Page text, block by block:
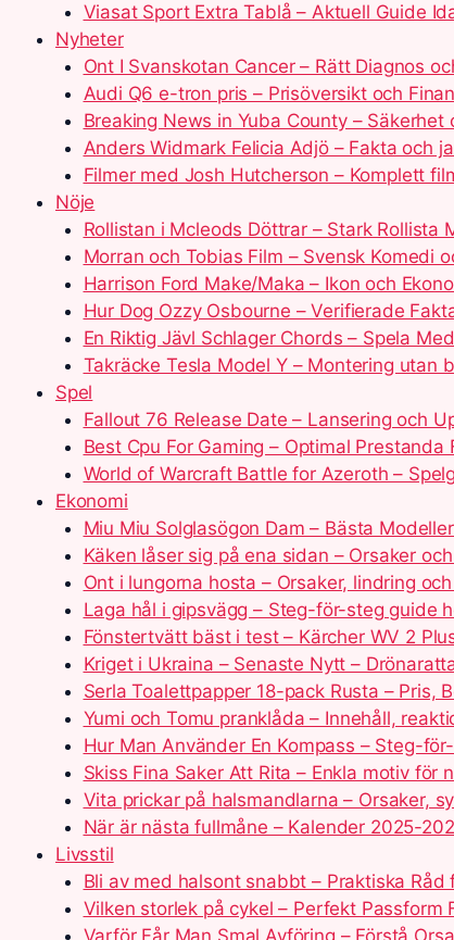
Viasat Sport Extra Tablå – Aktuell Guide
Nyheter
Ont I Svanskotan Cancer – Rätt Diagnos
Audi Q6 e-tron pris – Prisöversikt och
Breaking News in Yuba County – Säkerhet
Anders Widmark Felicia Adjö – Fakta och
Filmer med Josh Hutcherson – Komplett
Nöje
Rollistan i Mcleods Döttrar – Stark Rollista
Morran och Tobias Film – Svensk Komedi
Harrison Ford Make/Maka – Ikon och
Hur Dog Ozzy Osbourne – Verifierade
En Riktig Jävl Schlager Chords – Spela
Takräcke Tesla Model Y – Montering utan
Spel
Fallout 76 Release Date – Lansering och
Best Cpu For Gaming – Optimal Prestanda
World of Warcraft Battle for Azeroth –
Ekonomi
Miu Miu Solglasögon Dam – Bästa
Käken låser sig på ena sidan – Orsaker
Ont i lungorna hosta – Orsaker, lindring
Laga hål i gipsvägg – Steg-för-steg guide
Fönstertvätt bäst i test – Kärcher WV 2
Kriget i Ukraina – Senaste Nytt –
Serla Toalettpapper 18-pack Rusta – Pris,
Yumi och Tomu pranklåda – Innehåll,
Hur Man Använder En Kompass – Steg-
Skiss Fina Saker Att Rita – Enkla motiv för
Vita prickar på halsmandlarna – Orsaker,
När är nästa fullmåne – Kalender 2025-
Livsstil
Bli av med halsont snabbt – Praktiska Råd
Vilken storlek på cykel – Perfekt Passform
Varför Får Man Smal Avföring – Förstå